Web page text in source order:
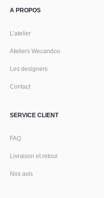
A PROPOS
L’atelier
Ateliers Wecandoo
Les designers
Contact
SERVICE CLIENT
FAQ
Livraison et retour
Nos avis